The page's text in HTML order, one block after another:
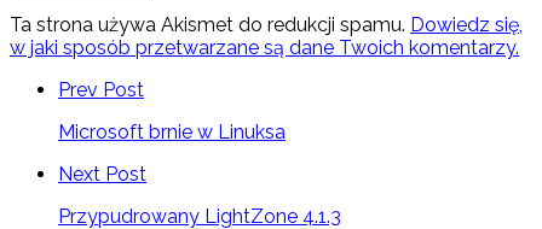
Ta strona używa Akismet do redukcji spamu. Dowiedz się,
w jaki sposób przetwarzane są dane Twoich komentarzy.
Prev Post
Microsoft brnie w Linuksa
Next Post
Przypudrowany LightZone 4.1.3